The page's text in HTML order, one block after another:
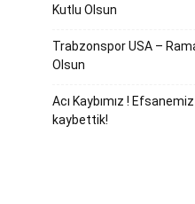
Kutlu Olsun
Trabzonspor USA –
Olsun
Acı Kaybımız !
kaybettik!